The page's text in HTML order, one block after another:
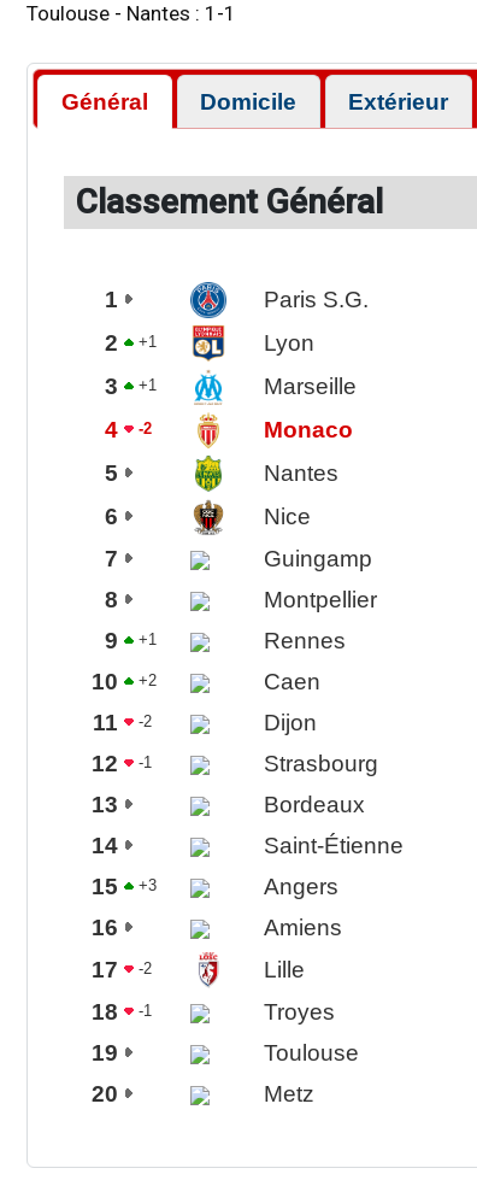
Toulouse - Nantes : 1 -1
Général Domicile Extérieur
Classement Général
1
Paris S.G.
2
+1 Lyon
3
+1 Marseille
4
-2 Monaco
5
Nantes
6
Nice
7
Guingamp
8
Montpellier
9
+1 Rennes
10
+2 Caen
11
-2 Dijon
12
-1 Strasbourg
13
Bordeaux
14
Saint-Étienne
15
+3 Angers
16
Amiens
17
-2 Lille
18
-1 Troyes
19
Toulouse
20
Metz